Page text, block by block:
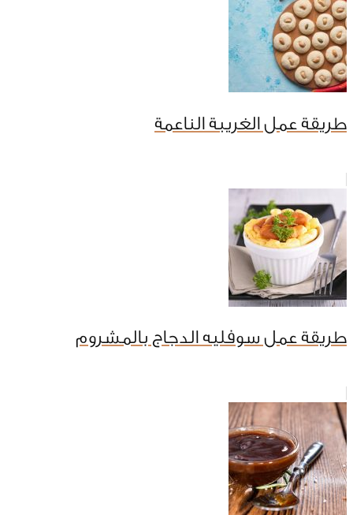
طريقة عمل الغريبة الناعمة
طريقة عمل سوفليه الدجاج بالمشروم